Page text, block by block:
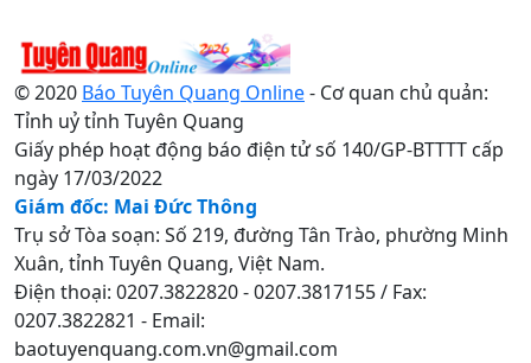
© 2020 Báo Tuyên Quang Online- Cơ quan chủ quản:
Tỉnh uỷ tỉnh Tuyên Quang
Giấy phép hoạt động báo điện tử số 140/GP-BTTTT cấp
ngày 17/03/2022
Giám đốc: Mai Đức Thông
Trụ sở Tòa soạn: Số 219, đường Tân Trào, phường Minh
Xuân, tỉnh Tuyên Quang, Việt Nam.
Điện thoại: 0207.3822820 - 0207.3817155 / Fax:
0207.3822821 - Email:
baotuyenquang.com.vn@gmail.com